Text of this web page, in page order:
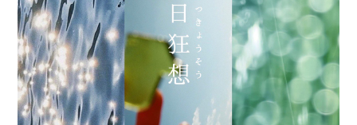
CONTACT
無料会員登録 ログイン